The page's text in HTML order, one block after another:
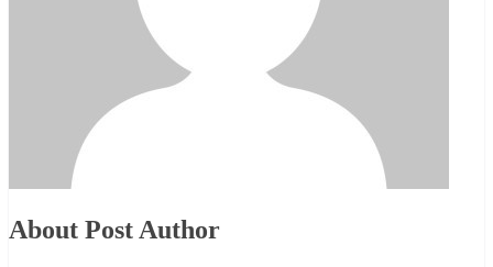
About Post Author